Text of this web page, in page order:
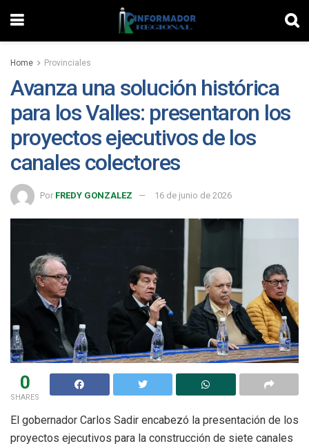
Home Provinciales
Avanza una solución histórica
para los Valles: presentaron los
proyectos ejecutivos de los
canales colectores
Por FREDY GONZALEZ 16 de junio de 2026
0
SHARES
El gobernador Carlos Sadir encabezó la presentación de los
proyectos ejecutivos para la construcción de siete canales